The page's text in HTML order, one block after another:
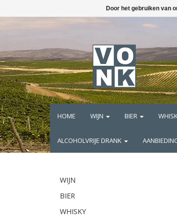
HOME WIJN BIER
ALCOHOLVRIJE DRANK
WIJN
BIER
WHISKY
Door het gebruiken van